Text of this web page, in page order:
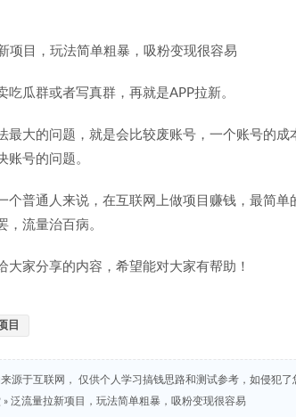
吃瓜群或者写真群，再就是APP拉新。
最大的问题，就是会比较废账号，一个账号的
账号的问题。
个普通人来说，在互联网上做项目赚钱，最简
，流量治百病。
大家分享的内容，希望能对大家有帮助！
目
源于互联网， 仅供个人学习搞钱思路和测试参考，如侵犯
» 泛流量拉新项目，玩法简单粗暴，吸粉变现很容易